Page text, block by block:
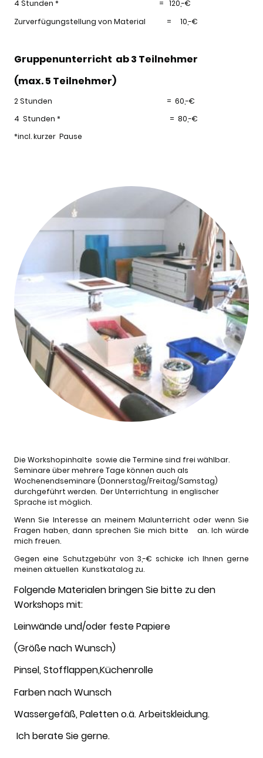
4 Stunden * = 120,-€
Zurverfügungstellung von Material = 10,-€
Gruppenunterricht ab 3 Teilnehmer
(max. 5 Teilnehmer)
2 Stunden = 60,-€
4 Stunden * = 80,-€
*incl. kurzer Pause
Die Workshopinhalte sowie die Termine sind frei wählbar.
Seminare über mehrere Tage können auch als
Wochenendseminare (Donnerstag/Freitag/Samstag)
durchgeführt werden. Der Unterrichtung in englischer
Sprache ist möglich.
Wenn Sie Interesse an meinem Malunterricht oder wenn Sie
Fragen haben, dann sprechen Sie mich bitte an. Ich würde
mich freuen.
Gegen eine Schutzgebühr von 3,-€ schicke ich Ihnen gerne
meinen aktuellen Kunstkatalog zu.
Folgende Materialen bringen Sie bitte zu den
Workshops mit:
Leinwände und/oder feste Papiere
(Größe nach Wunsch)
Pinsel, Stofflappen,Küchenrolle
Farben nach Wunsch
Wassergefäß, Paletten o.ä. Arbeitskleidung.
Ich berate Sie gerne.